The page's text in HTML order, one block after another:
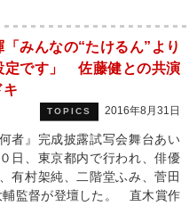
「みんなの“たけるん”より
定です」 佐藤健との共演
キ
TOPICS 2016年8月31日
者』完成披露試写会舞台あい
日、東京都内で行われ、俳優
有村架純、二階堂ふみ、菅田
輔監督が登壇した。 直木賞作